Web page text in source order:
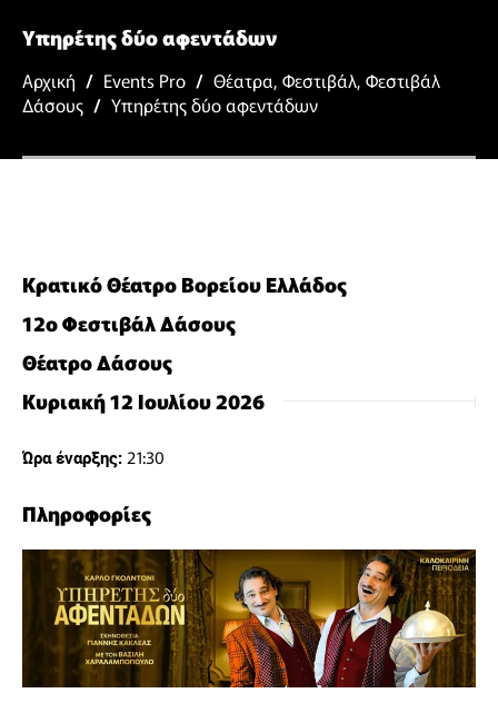
Υπηρέτης δύο αφεντάδων
Αρχική / Events Pro / Θέατρα, Φεστιβάλ, Φεστιβάλ
Δάσους / Υπηρέτης δύο αφεντάδων
Κρατικό Θέατρο Βορείου Ελλάδος
12ο Φεστιβάλ Δάσους
Θέατρο Δάσους
Κυριακή 12 Ιουλίου 2026
Ώρα έναρξης: 21:30
Πληροφορίες